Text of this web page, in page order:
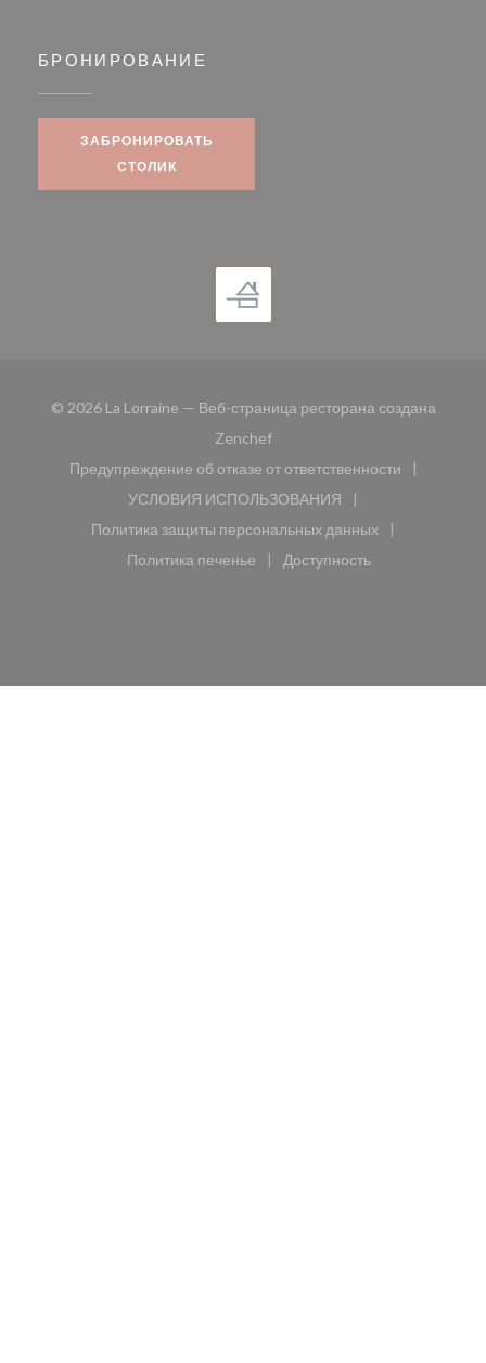
БРОНИРОВАНИЕ
ЗАБРОНИРОВАТЬ
СТОЛИК
© 2026 La Lorraine — Веб-страница ресторана создана
Zenchef((открывается в новом окне))
Предупреждение об отказе от ответственности
((открывается в новом окне))
УСЛОВИЯ ИСПОЛЬЗОВАНИЯ
((открывается в новом окне))
Политика защиты персональных данных
((открывается в новом окне))
Политика печенье
((открывается в новом окне))
Доступность